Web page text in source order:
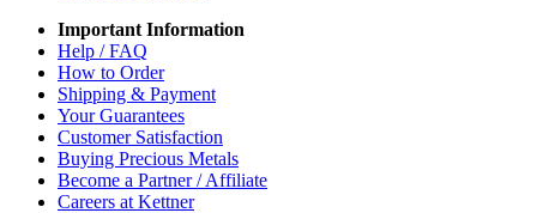
Important Information
Help / FAQ
How to Order
Shipping & Payment
Your Guarantees
Customer Satisfaction
Buying Precious Metals
Become a Partner / Affiliate
Careers at Kettner